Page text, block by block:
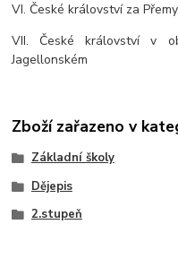
VI. České království za
VII. České království v
Jagellonském
Zboží zařazeno v
Základní školy
Dějepis
2.stupeň